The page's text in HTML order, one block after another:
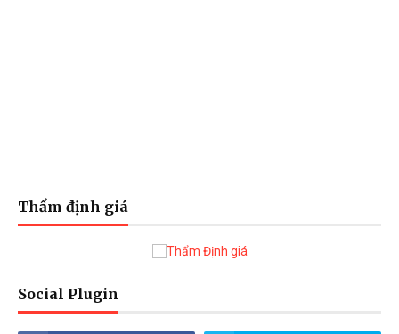
Thẩm định giá
Social Plugin